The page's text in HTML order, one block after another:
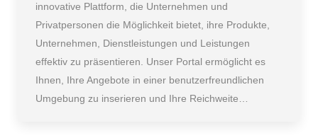
innovative Plattform, die Unternehmen und
Privatpersonen die Möglichkeit bietet, ihre Produkte,
Unternehmen, Dienstleistungen und Leistungen
effektiv zu präsentieren. Unser Portal ermöglicht es
Ihnen, Ihre Angebote in einer benutzerfreundlichen
Umgebung zu inserieren und Ihre Reichweite…